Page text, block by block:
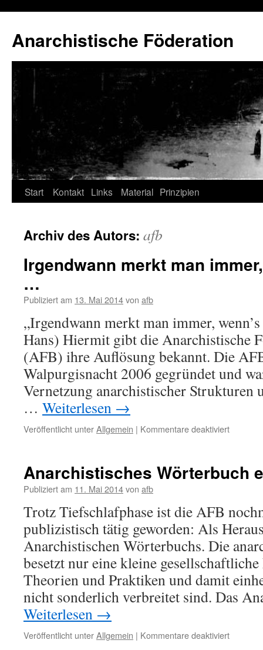
Anarchistische Föderation
Zum
springen
Start Kontakt Links Material Prinzipien
Archiv des Autors: afb
Irgendwann merkt man
…
Publiziert am 13. Mai 2014von afb
„Irgendwann merkt man immer,
Hans) Hiermit gibt die Anarchistische
(AFB) ihre Auflösung bekannt. Die
Walpurgisnacht 2006 gegründet und
Vernetzung anarchistischer Strukturen
… Weiterlesen →
Veröffentlicht unterAllgemein | Kommentare deaktiviertfür
immer,
war
…
Anarchistisches Wörterbuch
Publiziert am 11. Mai 2014von afb
Trotz Tiefschlafphase ist die AFB
publizistisch tätig geworden: Als
Anarchistischen Wörterbuchs. Die
besetzt nur eine kleine
Theorien und Praktiken und damit
nicht sonderlich verbreitet sind. Das
Weiterlesen →
Veröffentlicht unterAllgemein | Kommentare deaktiviertfür